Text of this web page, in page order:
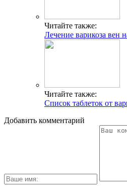
Читайте также:
Лечение варикоза вен
Читайте также:
Список таблеток от
Добавить комментарий